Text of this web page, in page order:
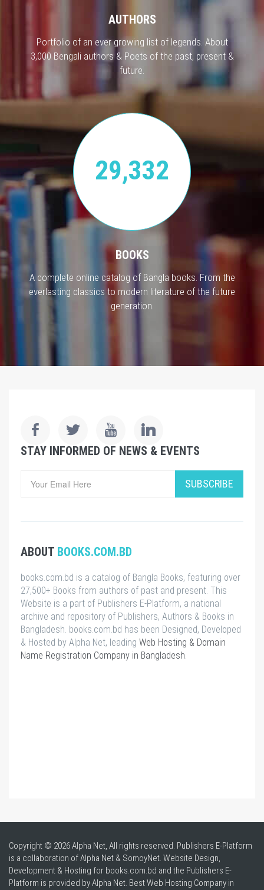
AUTHORS
Portfolio of an ever growing list of legends. About
3,000 Bengali authors & Poets of the past, present &
future.
29,332
BOOKS
A complete online catalog of Bangla books. From the
everlasting classics to modern literature of the future
generation.
STAY INFORMED OF NEWS & EVENTS
SUBSCRIBE
ABOUT BOOKS.COM.BD
books.com.bd is a catalog of Bangla Books, featuring over
27,500+ Books from authors of past and present. This
Website is a part of Publishers E-Platform, a national
archive and repository of Publishers, Authors & Books in
Bangladesh. books.com.bd has been Designed, Developed
& Hosted by Alpha Net, leading Web Hosting & Domain
Name Registration Company in Bangladesh
Copyright © 2026 Alpha Net, All rights reserved. Publishers E-Platform
is a collaboration of Alpha Net & SomoyNet. Website Design,
Development & Hosting for books.com.bd and the Publishers E-
Platform is provided by Alpha Net. BestWeb Hosting Company in